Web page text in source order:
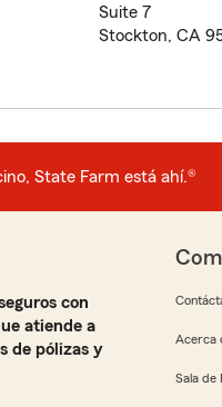
Suite 7
Stockton, CA
State Farm está ahí.®
con
atiende a
de pólizas y
Acerca
Sala de